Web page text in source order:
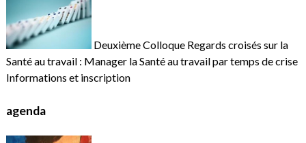
Deuxième Colloque Regards croisés sur la
Santé au travail : Manager la Santé au travail par temps de crise
Informations et inscription
agenda